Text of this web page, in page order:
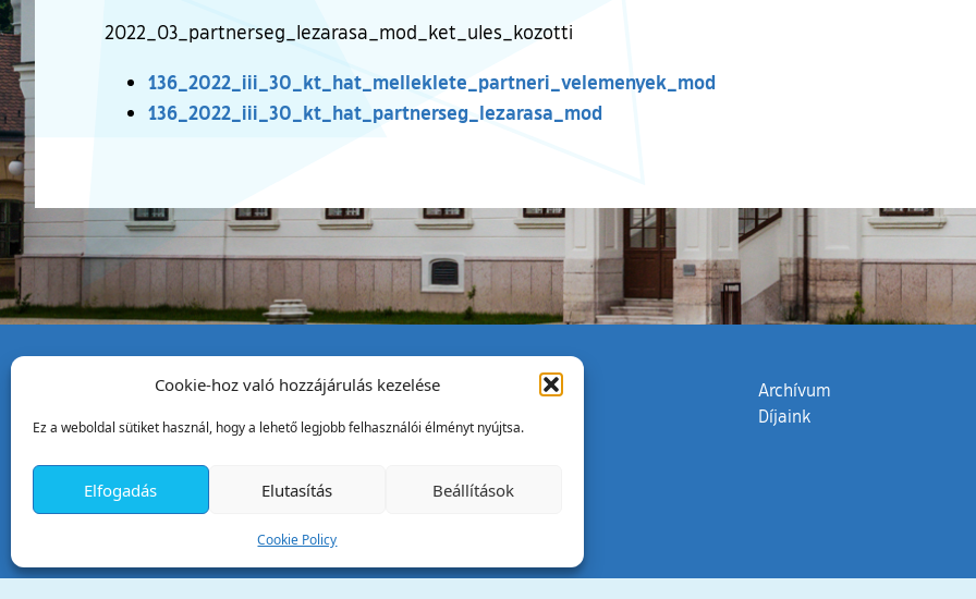
Cookie-hoz való hozzájárulás kezelése
Ez a weboldal sütiket használ, hogy a lehető legjobb felhasználói élményt nyújtsa.
Elfogadás Elutasítás Beállítások
Cookie Policy
2022_03_partnerseg_lezarasa_mod_ket_ules_kozotti
136_2022_iii_30_kt_hat_melleklete_partneri_velemenyek_mod
136_2022_iii_30_kt_hat_partnerseg_lezarasa_mod
Tata Város Önkormányzata
2890 Tata, Kossuth tér 1.
+36 34 / 587 078
Email:ph@tata.hu
Archívum
Díjaink